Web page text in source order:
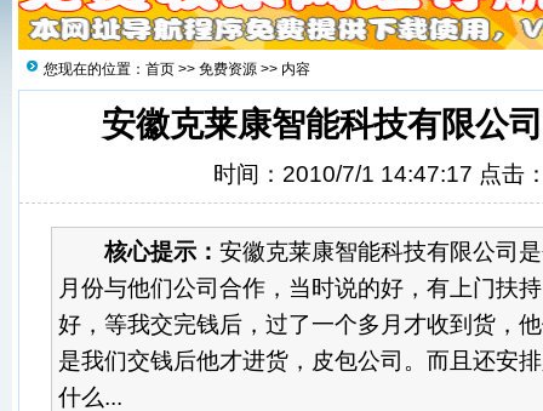
您现在的位置： 首页 >> 免费资源 >> 内容
安徽克莱康智能科技有限公
时间：2010/7/1 14:47:17 点击
核心提示： 安徽克莱康智能科技有限公司
月份与他们公司合作，当时说的好，有上门扶
好，等我交完钱后，过了一个多月才收到货，
是我们交钱后他才进货，皮包公司。而且还安
什么...